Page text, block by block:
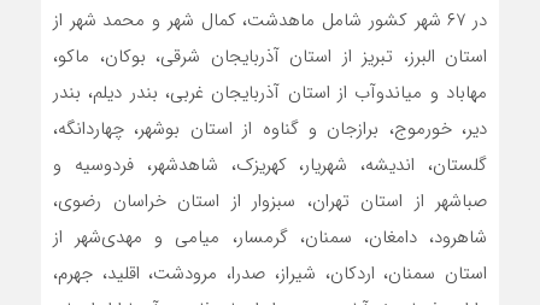
در ۶۷ شهر کشور شامل ماهدشت، کمال شهر و محمد شهر از
استان البرز، تبریز از استان آذربایجان شرقی، بوکان، ماکو،
مهاباد و میاندوآب از استان آذربایجان غربی، بندر دیلم، بندر
دیر، خورموج، برازجان و گناوه از استان بوشهر، چهاردانگه،
گلستان، اندیشه، شهریار، کهریزک، شاهدشهر، فردوسیه و
صباشهر از استان تهران، سبزوار از استان خراسان رضوی،
شاهرود، دامغان، سمنان، گرمسار، میامی و مهدی‌شهر از
استان سمنان، اردکان، شیراز، صدرا، مرودشت، اقلید، جهرم،